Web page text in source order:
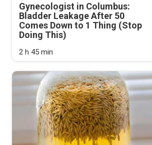
Gynecologist in Columbus:
Bladder Leakage After 50
Comes Down to 1 Thing (Stop
Doing This)
2 h 45 min